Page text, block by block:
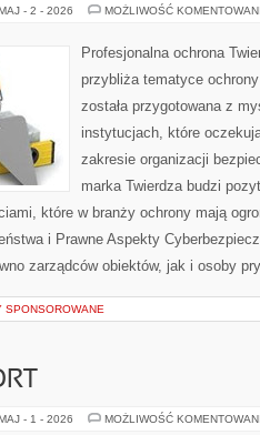
- 2 - 2026 MOŻLIWOŚĆ
Profesjonalna ochrona
przybliża tematyce
została przygotowana z
instytucjach, które
zakresie organizacji
marka Twierdza budzi
które w branży ochrony mają
i Prawne Aspekty
zarządców obiektów, jak i osoby
SPONSOROWANE
- 1 - 2026 MOŻLIWOŚĆ